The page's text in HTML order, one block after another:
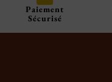
Paiement
Sécurisé